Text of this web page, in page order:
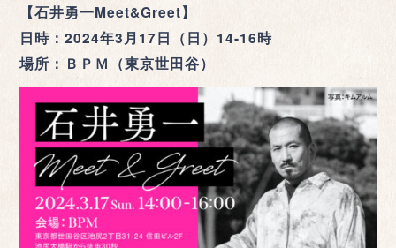
【石井勇一Meet&Greet】
日時：2024年3月17日（日）14-16時
場所：ＢＰＭ（東京世田谷）